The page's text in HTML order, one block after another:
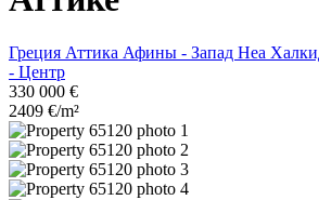
Греция Аттика Афины - Запад Неа
- Центр
330 000 €
2409 €/m²